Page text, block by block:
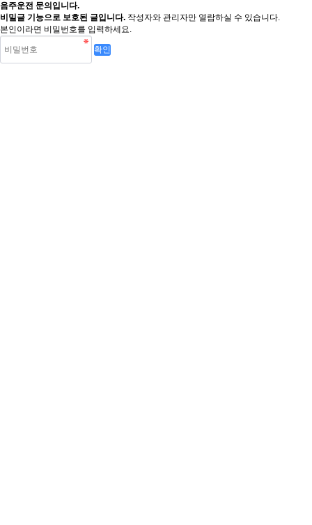
음주운전 문의입니다.
비밀글 기능으로 보호된 글입니다. 작성자와 관리자만 열람하실 수 있습니다.
본인이라면 비밀번호를 입력하세요.